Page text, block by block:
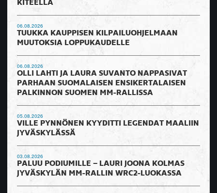
KITEELLÄ
06.08.2026
TUUKKA KAUPPISEN KILPAILUOHJELMAAN
MUUTOKSIA LOPPUKAUDELLE
06.08.2026
OLLI LAHTI JA LAURA SUVANTO NAPPASIVAT
PARHAAN SUOMALAISEN ENSIKERTALAISEN
PALKINNON SUOMEN MM-RALLISSA
05.08.2026
VILLE PYNNÖNEN KYYDITTI LEGENDAT MAALIIN
JYVÄSKYLÄSSÄ
03.08.2026
PALUU PODIUMILLE – LAURI JOONA KOLMAS
JYVÄSKYLÄN MM-RALLIN WRC2-LUOKASSA